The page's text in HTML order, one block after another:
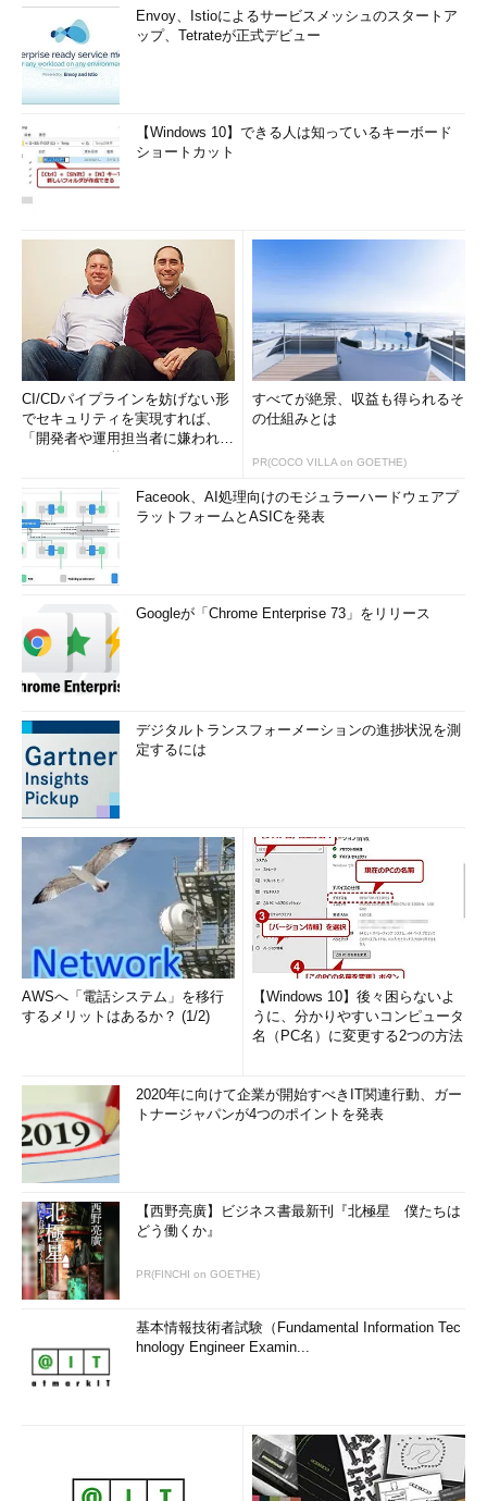
Envoy、Istioによるサービスメッシュのスタートア
ップ、Tetrateが正式デビュー
【Windows 10】できる人は知っているキーボード
ショートカット
CI/CDパイプラインを妨げない形
でセキュリティを実現すれば、
「開発者や運用担当者に嫌われな
すべてが絶景、収益も得られるそ
の仕組みとは
PR(COCO VILLA on GOETHE)
Faceook、AI処理向けのモジュラーハードウェアプ
ラットフォームとASICを発表
Googleが「Chrome Enterprise 73」をリリース
デジタルトランスフォーメーションの進捗状況を測
定するには
AWSへ「電話システム」を移行
するメリットはあるか？ (1/2)
【Windows 10】後々困らないよ
うに、分かりやすいコンピュータ
名（PC名）に変更する2つの方法
2020年に向けて企業が開始すべきIT関連行動、ガー
トナージャパンが4つのポイントを発表
【西野亮廣】ビジネス書最新刊『北極星 僕たちは
どう働くか』
PR(FINCHI on GOETHE)
基本情報技術者試験（Fundamental Information Tec
hnology Engineer Examin...